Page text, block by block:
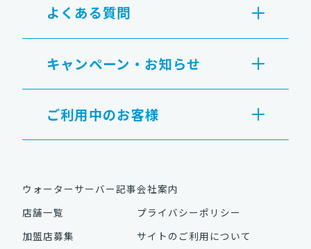
よくある質問
キャンペーン・お知らせ
ご利用中のお客様
ウォーターサーバー記事
店舗一覧
加盟店募集
会社案内
プライバシーポリシー
サイトのご利用について